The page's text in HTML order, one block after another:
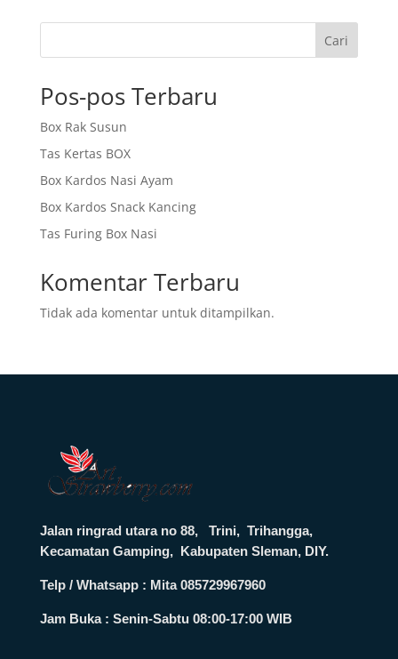
Cari
Pos-pos Terbaru
Box Rak Susun
Tas Kertas BOX
Box Kardos Nasi Ayam
Box Kardos Snack Kancing
Tas Furing Box Nasi
Komentar Terbaru
Tidak ada komentar untuk ditampilkan.
Jalan ringrad utara no 88, Trini, Trihangga,
Kecamatan Gamping, Kabupaten Sleman, DIY.
Telp / Whatsapp : Mita 085729967960
Jam Buka : Senin-Sabtu 08:00-17:00 WIB